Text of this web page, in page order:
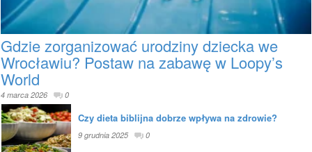
Gdzie zorganizować urodziny dziecka we
Wrocławiu? Postaw na zabawę w Loopy’s
World
4 marca 2026 0
Czy dieta biblijna dobrze wpływa na zdrowie?
9 grudnia 2025 0